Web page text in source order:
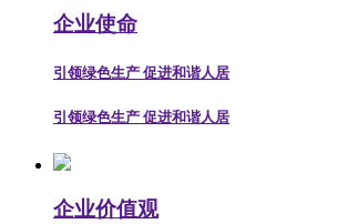
企业使命
引领绿色生产 促进和谐人居
引领绿色生产 促进和谐人居
企业价值观